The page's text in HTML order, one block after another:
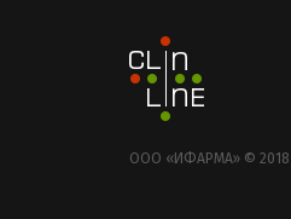
ООО «ИФАРМА» © 2018